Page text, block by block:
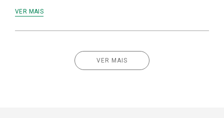
VER MAIS
VER MAIS